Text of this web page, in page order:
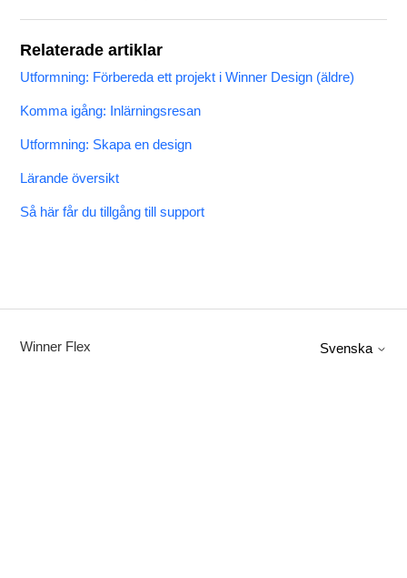
Relaterade artiklar
Utformning: Förbereda ett projekt i Winner Design (äldre)
Komma igång: Inlärningsresan
Utformning: Skapa en design
Lärande översikt
Så här får du tillgång till support
Winner Flex Svenska